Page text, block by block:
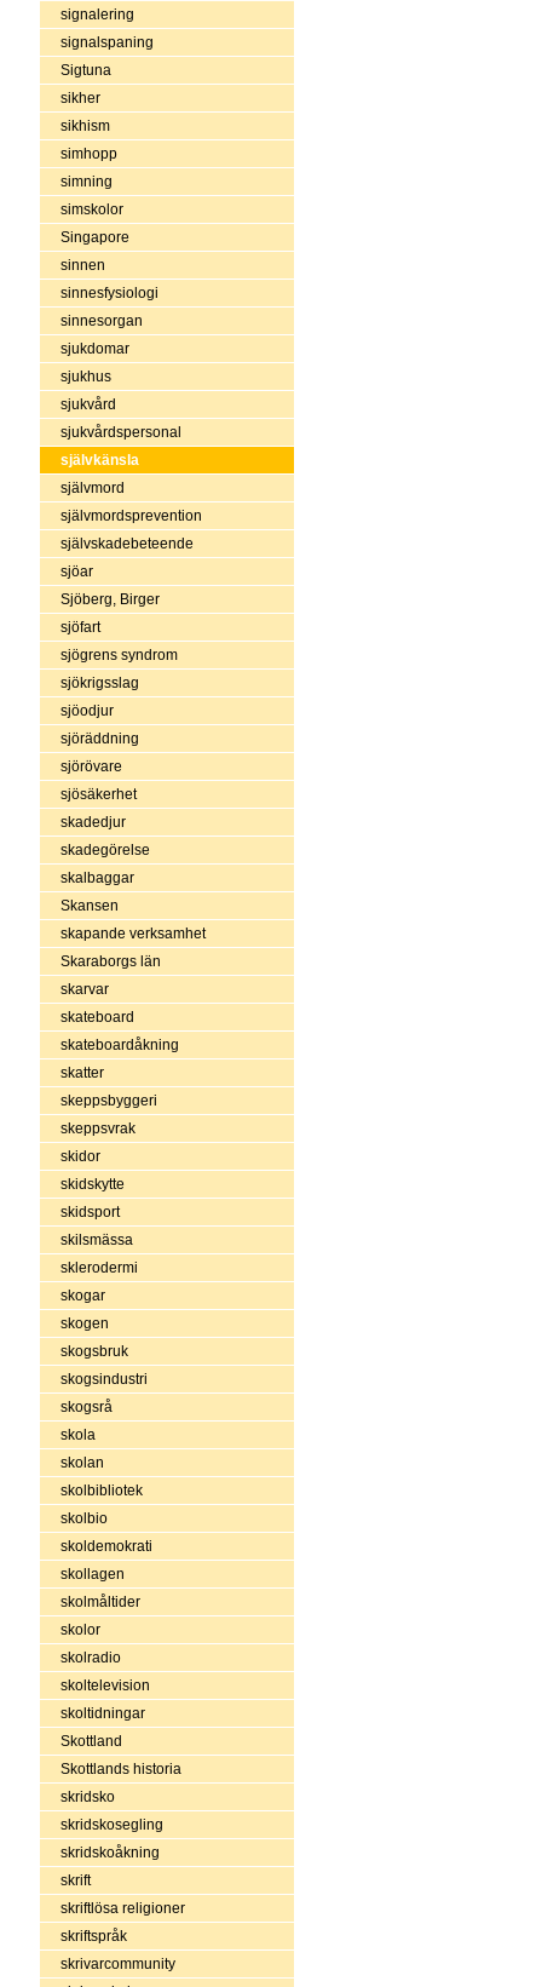
signalering
signalspaning
Sigtuna
sikher
sikhism
simhopp
simning
simskolor
Singapore
sinnen
sinnesfysiologi
sinnesorgan
sjukdomar
sjukhus
sjukvård
sjukvårdspersonal
självkänsla
självmord
självmordsprevention
självskadebeteende
sjöar
Sjöberg, Birger
sjöfart
sjögrens syndrom
sjökrigsslag
sjöodjur
sjöräddning
sjörövare
sjösäkerhet
skadedjur
skadegörelse
skalbaggar
Skansen
skapande verksamhet
Skaraborgs län
skarvar
skateboard
skateboardåkning
skatter
skeppsbyggeri
skeppsvrak
skidor
skidskytte
skidsport
skilsmässa
sklerodermi
skogar
skogen
skogsbruk
skogsindustri
skogsrå
skola
skolan
skolbibliotek
skolbio
skoldemokrati
skollagen
skolmåltider
skolor
skolradio
skoltelevision
skoltidningar
Skottland
Skottlands historia
skridsko
skridskosegling
skridskoåkning
skrift
skriftlösa religioner
skriftspråk
skrivarcommunity